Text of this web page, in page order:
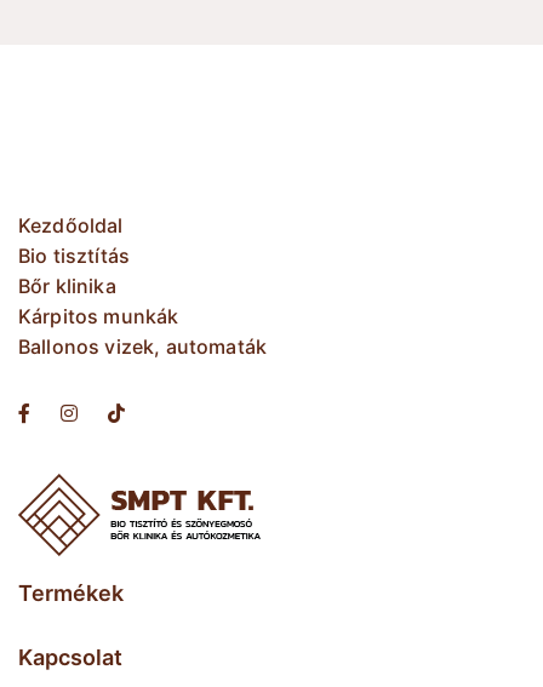
Kezdőoldal
Bio tisztítás
Bőr klinika
Kárpitos munkák
Ballonos vizek, automaták
Termékek
Kapcsolat